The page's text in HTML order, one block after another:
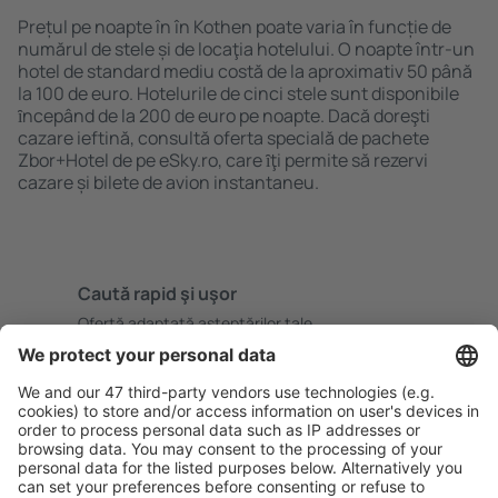
Prețul pe noapte în în Kothen poate varia în funcție de
numărul de stele și de locaţia hotelului. O noapte într-un
hotel de standard mediu costă de la aproximativ 50 până
la 100 de euro. Hotelurile de cinci stele sunt disponibile
ȋncepând de la 200 de euro pe noapte. Dacă doreşti
cazare ieftină, consultă oferta specială de pachete
Zbor+Hotel de pe eSky.ro, care ȋţi permite să rezervi
cazare și bilete de avion instantaneu.
Caută rapid şi uşor
Ofertă adaptată aşteptărilor tale.
Planifică ȋn siguranţă
Rezervare fără griji cu opțiune gratuită de anulare.
Economiseşte mai mult